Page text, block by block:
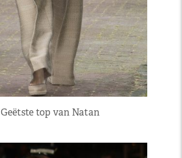
Geëtste top van Natan